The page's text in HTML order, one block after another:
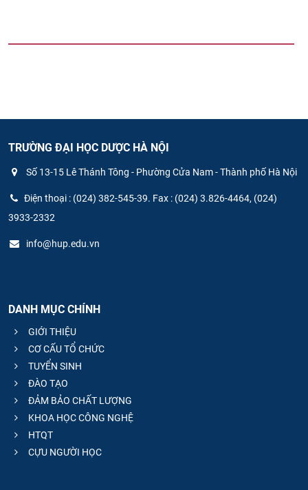
TRƯỜNG ĐẠI HỌC DƯỢC HÀ NỘI
Số 13-15 Lê Thánh Tông - Phường Cửa Nam - Thành phố Hà Nội
Điện thoại : (024) 382-545-39. Fax : (024) 3.826-4464, (024)
3933-2332
info@hup.edu.vn
DANH MỤC CHÍNH
GIỚI THIỆU
CƠ CẤU TỔ CHỨC
TUYỂN SINH
ĐÀO TẠO
ĐẢM BẢO CHẤT LƯỢNG
KHOA HỌC CÔNG NGHỆ
HTQT
CỰU NGƯỜI HỌC